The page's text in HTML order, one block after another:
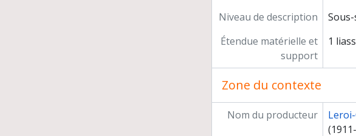
Niveau de description
Étendue matérielle et
support
1
Zone du contexte
Nom du producteur